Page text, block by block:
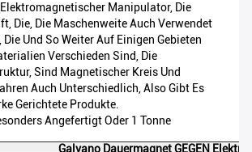
Manipulator, Die
Die, Die Maschenweite Auch Verwendet
Und So Weiter Auf Einigen Gebieten
Verschieden Sind, Die
Sind Magnetischer Kreis Und
Auch Unterschiedlich, Also Gibt Es
Gerichtete Produkte.
Angefertigt Oder 1 Tonne
Galvano Dauermagnet GEGEN